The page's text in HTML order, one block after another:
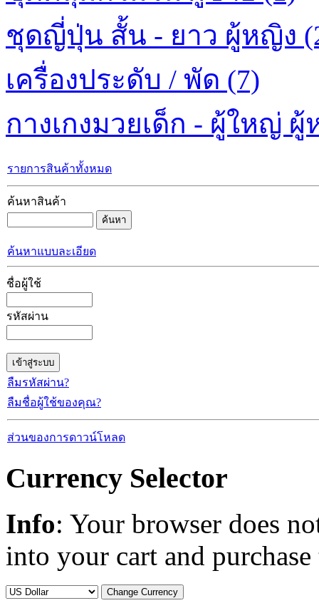
ชุดญี่ปุ่น สั้น - ยาว ผู้หญิง
เครื่องประดับ / พัด (7)
กางเกงมวยเด็ก - ผู้ใหญ่
รายการสินค้าทั้งหมด
ค้นหาสินค้า
ค้นหาแบบละเอียด
ชื่อผู้ใช้
รหัสผ่าน
ลืมรหัสผ่าน?
ลืมชื่อผู้ใช้ของคุณ?
ส่วนของการดาวน์โหลด
Currency Selector
Info: Your browser does
into your cart and